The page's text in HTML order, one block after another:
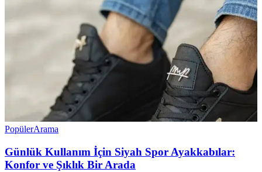
PopülerArama
Günlük Kullanım İçin Siyah Spor Ayakkabılar:
Konfor ve Şıklık Bir Arada